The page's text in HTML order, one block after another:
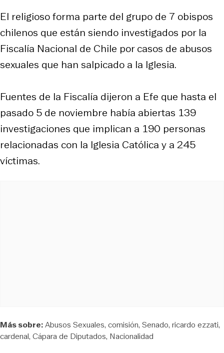
El religioso forma parte del grupo de 7 obispos
chilenos que están siendo investigados por la
Fiscalía Nacional de Chile por casos de abusos
sexuales que han salpicado a la Iglesia.
Fuentes de la Fiscalía dijeron a Efe que hasta el
pasado 5 de noviembre había abiertas 139
investigaciones que implican a 190 personas
relacionadas con la Iglesia Católica y a 245
víctimas.
Más sobre:Abusos Sexuales comisión Senado ricardo ezzati
cardenal Cápara de Diputados Nacionalidad